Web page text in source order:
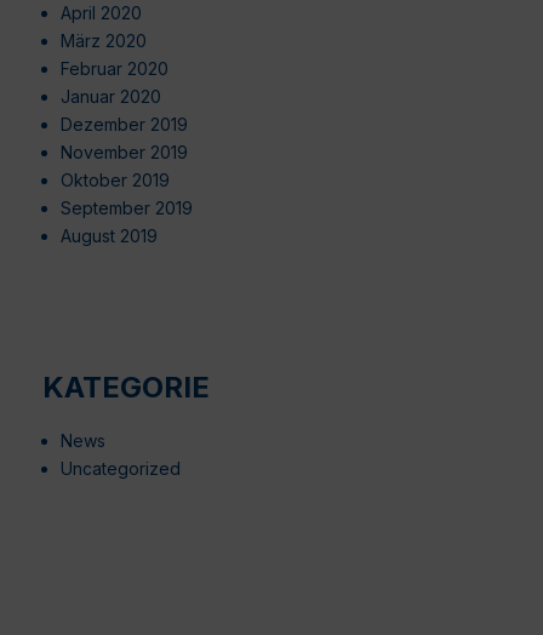
April 2020
März 2020
Februar 2020
Januar 2020
Dezember 2019
November 2019
Oktober 2019
September 2019
August 2019
KATEGORIE
News
Uncategorized